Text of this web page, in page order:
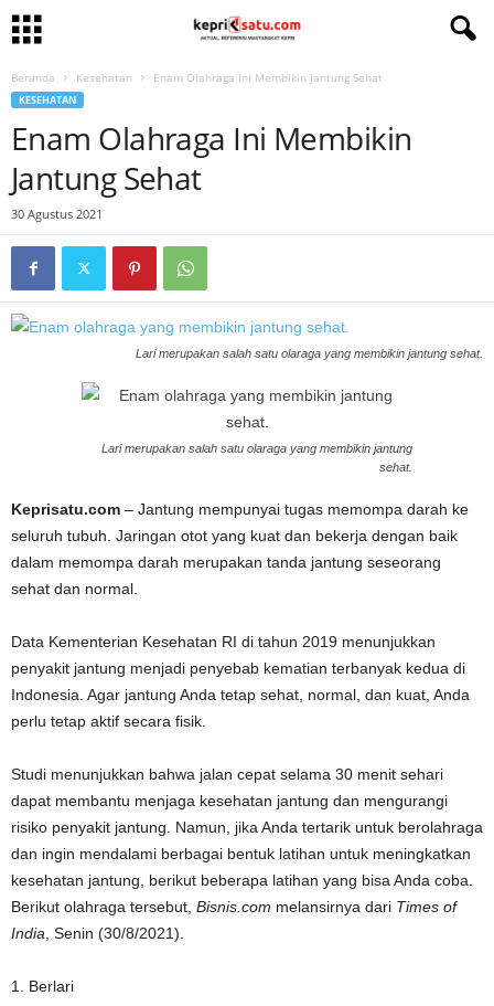
Beranda Kesehatan Enam Olahraga Ini Membikin Jantung Sehat
KESEHATAN
Enam Olahraga Ini Membikin
Jantung Sehat
30 Agustus 2021
Lari merupakan salah satu olaraga yang membikin jantung sehat.
Lari merupakan salah satu olaraga yang membikin jantung
sehat.
Keprisatu.com – Jantung mempunyai tugas memompa darah ke
seluruh tubuh. Jaringan otot yang kuat dan bekerja dengan baik
dalam memompa darah merupakan tanda jantung seseorang
sehat dan normal.
Data Kementerian Kesehatan RI di tahun 2019 menunjukkan
penyakit jantung menjadi penyebab kematian terbanyak kedua di
Indonesia. Agar jantung Anda tetap sehat, normal, dan kuat, Anda
perlu tetap aktif secara fisik.
Studi menunjukkan bahwa jalan cepat selama 30 menit sehari
dapat membantu menjaga kesehatan jantung dan mengurangi
risiko penyakit jantung. Namun, jika Anda tertarik untuk berolahraga
dan ingin mendalami berbagai bentuk latihan untuk meningkatkan
kesehatan jantung, berikut beberapa latihan yang bisa Anda coba.
Berikut olahraga tersebut, Bisnis.com melansirnya dari Times of
India , Senin (30/8/2021).
1. Berlari